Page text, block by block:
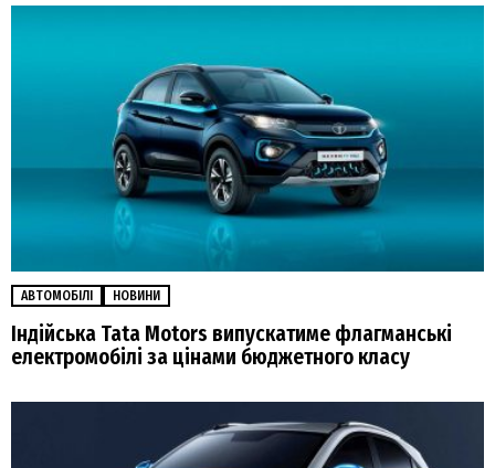
АВТОМОБІЛІ НОВИНИ
Індійська Tata Motors випускатиме флагманські
електромобілі за цінами бюджетного класу